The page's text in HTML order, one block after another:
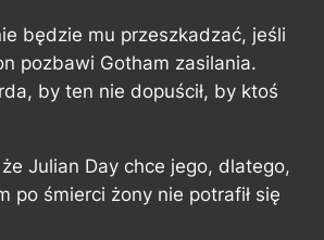
będzie mu przeszkadzać, jeśli
pozbawi Gotham zasilania.
by ten nie dopuścił, by ktoś
Julian Day chce jego, dlatego,
po śmierci żony nie potrafił się